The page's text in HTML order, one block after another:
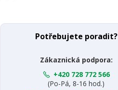
Potřebujete poradit?
Zákaznická podpora:
+420 728 772 566
(Po-Pá, 8-16 hod.)